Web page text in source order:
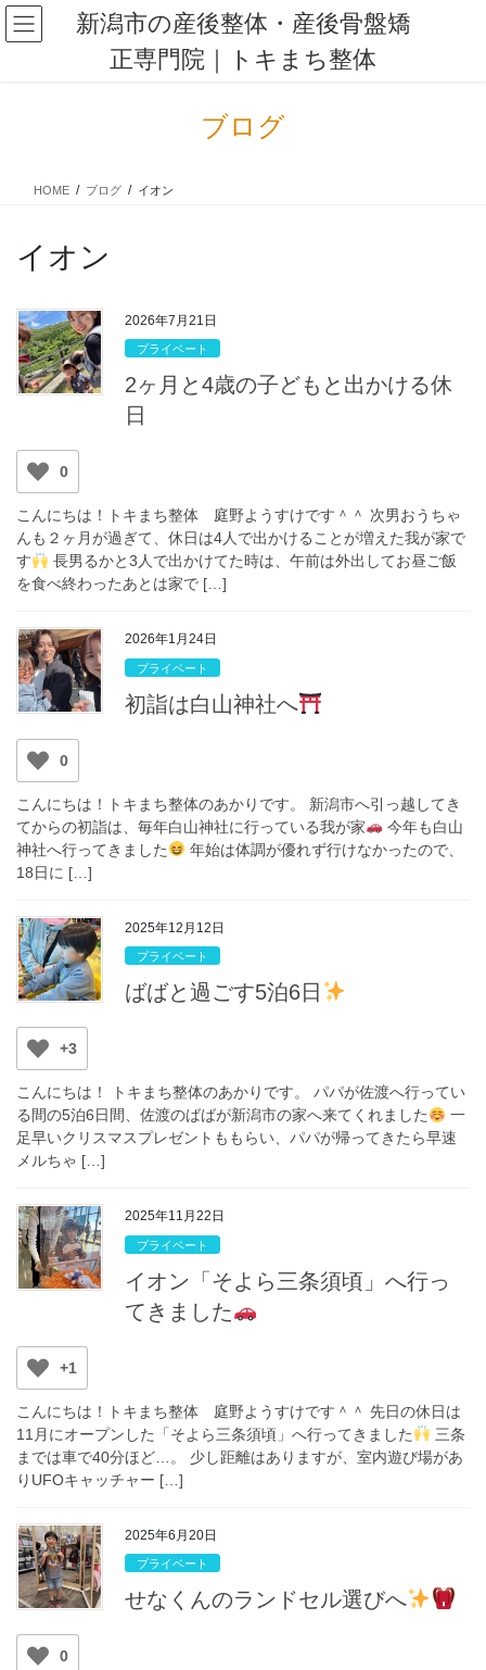
コ
ン
ナ
ビ
新潟市の産後整体・産後骨盤矯
正専門院｜トキまち整体
ブログ
HOME ブログ イオン
イオン
2026年7月21日
プライベート
2ヶ月と4歳の子どもと出かける休
日
0
こんにちは！トキまち整体 庭野ようすけです＾＾ 次男おうちゃ
んも２ヶ月が過ぎて、休日は4人で出かけることが増えた我が家で
す
長男るかと3人で出かけてた時は、午前は外出してお昼ご飯
を食べ終わったあとは家で […]
2026年1月24日
プライベート
初詣は白山神社へ
0
こんにちは！トキまち整体のあかりです。 新潟市へ引っ越してき
てからの初詣は、毎年白山神社に行っている我が家
今年も白山
神社へ行ってきました
年始は体調が優れず行けなかったので、
18日に […]
2025年12月12日
プライベート
ばばと過ごす5泊6日
+3
こんにちは！ トキまち整体のあかりです。 パパが佐渡へ行ってい
る間の5泊6日間、佐渡のばばが新潟市の家へ来てくれました
一
足早いクリスマスプレゼントももらい、パパが帰ってきたら早速
メルちゃ […]
2025年11月22日
プライベート
イオン「そよら三条須頃」へ行っ
てきました
+1
こんにちは！トキまち整体 庭野ようすけです＾＾ 先日の休日は
11月にオープンした「そよら三条須頃」へ行ってきました
三条
までは車で40分ほど…。 少し距離はありますが、室内遊び場があ
りUFOキャッチャー […]
2025年6月20日
プライベート
せなくんのランドセル選びへ
0